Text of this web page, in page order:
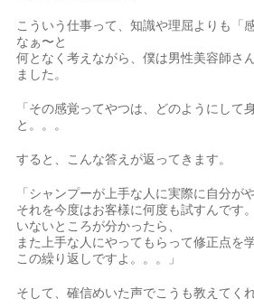
こういう仕事って、知識や理屈よりも「
なぁ〜と
何となく考えながら、僕は男性美容師さ
ました。
「その感覚ってやつは、どのようにして
と。。。
すると、こんな答えが返ってきます。
「シャンプーが上手な人に実際に自分が
それを今度はお客様に何度も試すんです
いないところが分かったら、
また上手な人にやってもらって修正点を
この繰り返しですよ。。。」
そして、確信めいた声でこうも教えてく